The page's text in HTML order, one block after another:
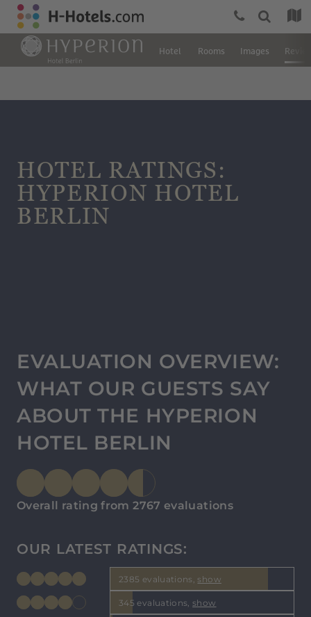
Hotel Rooms Images
HOTEL RATINGS:
HYPERION HOTEL
BERLIN
EVALUATION OVERVIEW:
WHAT OUR GUESTS SAY
ABOUT THE HYPERION
HOTEL BERLIN
Overall rating from 2767 evaluations
OUR LATEST RATINGS:
2385 evaluations, show
345 evaluations,show